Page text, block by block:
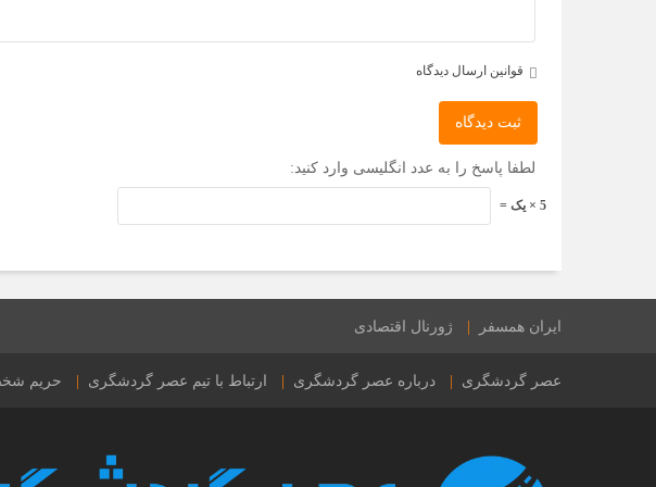
قوانین ارسال دیدگاه
ثبت دیدگاه
لطفا پاسخ را به عدد انگلیسی وارد کنید:
5 × یک =
ایران همسفر ژورنال اقتصادی
عصر گردشگری درباره عصر گردشگری ارتباط با تیم عصر گردشگری حریم